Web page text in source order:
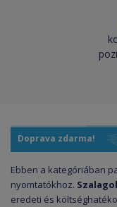
Doprava zdarma!
Ebben a kategóriában
nyomtatókhoz.
eredeti és